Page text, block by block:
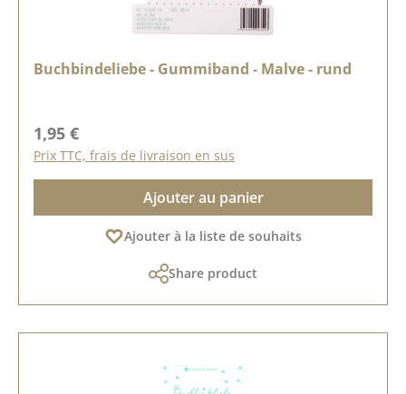
Buchbindeliebe - Gummiband - Malve - rund
Prix régulier :
1,95 €
Prix TTC, frais de livraison en sus
Ajouter au panier
Ajouter à la liste de souhaits
Share product